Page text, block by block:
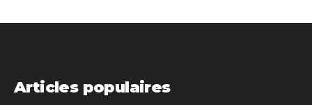
Articles populaires